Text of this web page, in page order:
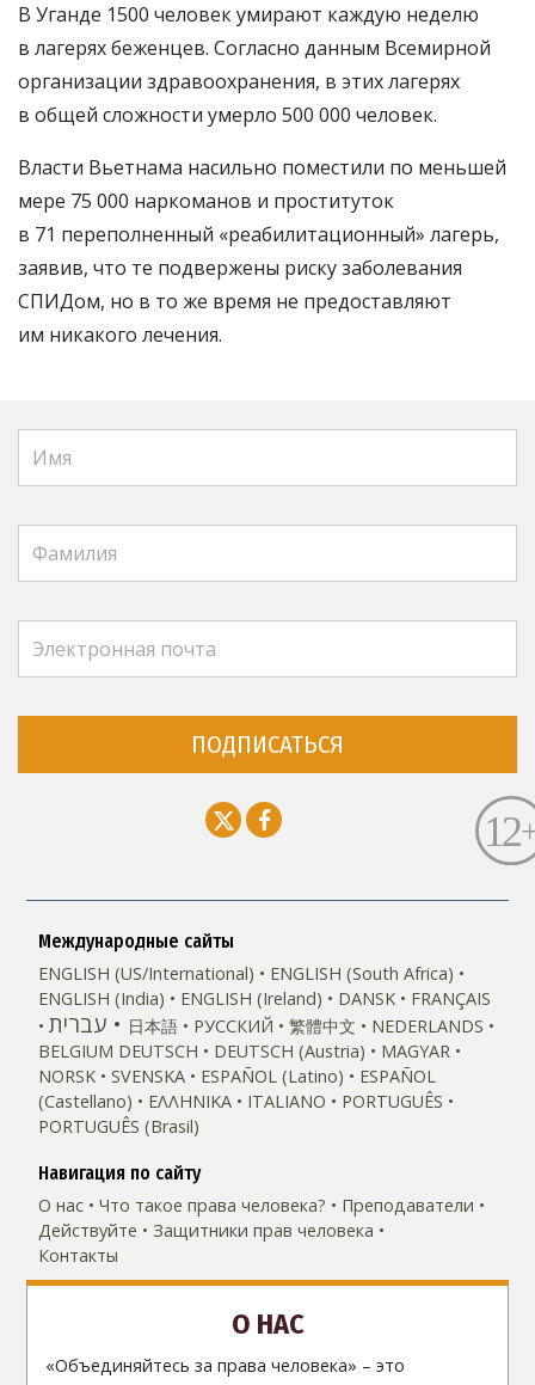
В Уганде 1500 человек умирают каждую неделю
в лагерях беженцев. Согласно данным Всемирной
организации здравоохранения, в этих лагерях
в общей сложности умерло 500 000 человек.
Власти Вьетнама насильно поместили по меньшей
мере 75 000 наркоманов и проституток
в 71 переполненный «реабилитационный» лагерь,
заявив, что те подвержены риску заболевания
СПИДом, но в то же время не предоставляют
им никакого лечения.
ПОДПИСАТЬСЯ
Международные сайты
ENGLISH (US/International)
ENGLISH (South Africa)
ENGLISH (India)
ENGLISH (Ireland) DANSK FRANÇAIS
עברית 日本語 РУССКИЙ 繁體中文
NEDERLANDS
BELGIUM DEUTSCH DEUTSCH (Austria)
MAGYAR
NORSK
SVENSKA ESPAÑOL (Latino)
ESPAÑOL
(Castellano)
ΕΛΛΗΝΙΚA ITALIANO
PORTUGUÊS
PORTUGUÊS (Brasil)‎
Навигация по сайту
О нас
Что такое права человека?
Преподаватели
Действуйте
Защитники прав человека
Контакты
О НАС
«Объединяйтесь за права человека» – это